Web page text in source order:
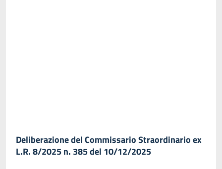
Deliberazione del Commissario Straordinario ex
L.R. 8/2025 n. 385 del 10/12/2025